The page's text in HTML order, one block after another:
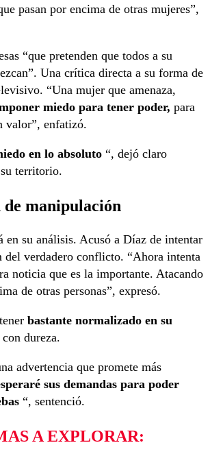
pasan por encima de otras mujeres”,
“que pretenden que todos a su
Una crítica directa a su forma de
“Una mujer que amenaza,
miedo para tener poder, para
valor”, enfatizó.
en lo absoluto “, dejó claro
territorio.
de manipulación
en su análisis. Acusó a Díaz de intentar
del verdadero conflicto. “Ahora intenta
noticia que es la importante. Atacando
de otras personas”, expresó.
bastante normalizado en su
dureza.
advertencia que promete más
sus demandas para poder
“, sentenció.
A EXPLORAR: